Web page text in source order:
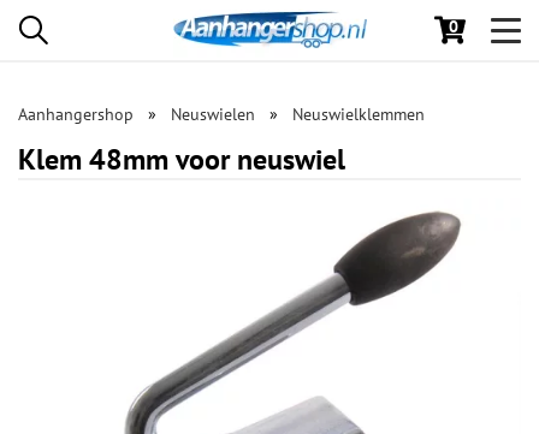
0
Aanhangershop Neuswielen Neuswielklemmen
Klem 48mm voor neuswiel